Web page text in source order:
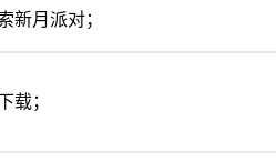
新月派对；
载；